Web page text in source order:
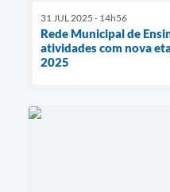
31 JUL 2025 - 14h56
Rede Municipal de
atividades com nova
2025